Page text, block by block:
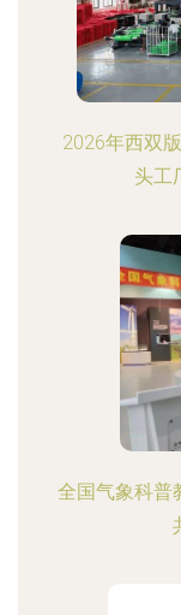
2026年西双
头工
全国气象科普